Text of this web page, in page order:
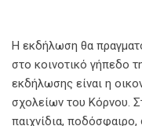
Η εκδήλωση θα
στο κοινοτικό γήπεδο
εκδήλωσης είναι η
σχολείων του Κόρνου.
παιχνίδια,